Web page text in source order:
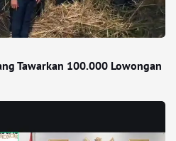
Tawarkan 100.000 Lowongan